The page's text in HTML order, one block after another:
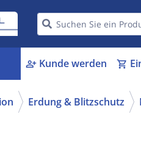
person_add Kunde werden shopping_cart
Erdung & Blitzschutz